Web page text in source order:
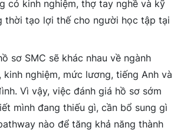
có kinh nghiệm, thợ tay nghề và kỹ
thời tạo lợi thế cho người học tập tại
sơ SMC sẽ khác nhau về ngành
kinh nghiệm, mức lương, tiếng Anh và
Vì vậy, việc đánh giá hồ sơ sớm
mình đang thiếu gì, cần bổ sung gì
nào để tăng khả năng thành